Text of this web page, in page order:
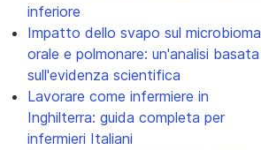
inferiore
Impatto dello svapo sul microbioma
orale e polmonare: un'analisi basata
sull'evidenza scientifica
Lavorare come infermiere in
Inghilterra: guida completa per
infermieri Italiani